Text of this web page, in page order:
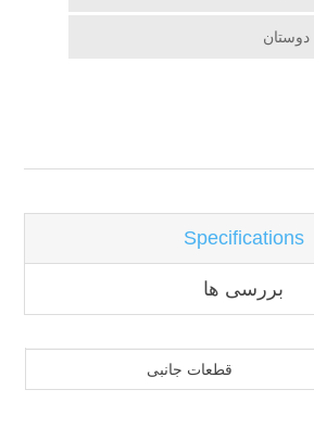
دوستان
Specifications
بررسی ها
مقدار ویژگی
قطعات جانبی